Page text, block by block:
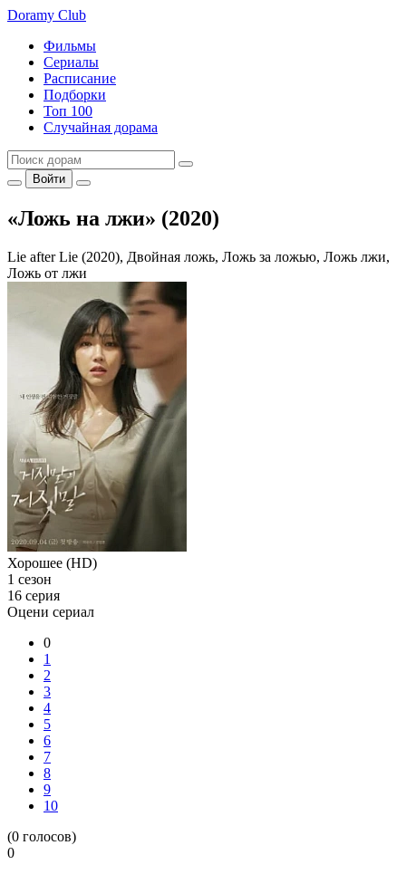
Doramy Club
Фильмы
Сериалы
Расписание
Подборки
Топ 100
Случайная дорама
Войти
«Ложь на лжи» (2020)
Lie after Lie (2020), Двойная ложь, Ложь за ложью, Ложь лжи,
Ложь от лжи
Хорошее (HD)
1 сезон
16 серия
Оцени сериал
0
1
2
3
4
5
6
7
8
9
10
(0 голосов)
0